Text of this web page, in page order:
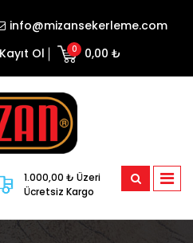
info@mizansekerleme.com
Kayıt Ol 0 0,00 ₺
1.000,00 ₺ Üzeri
Ücretsiz Kargo